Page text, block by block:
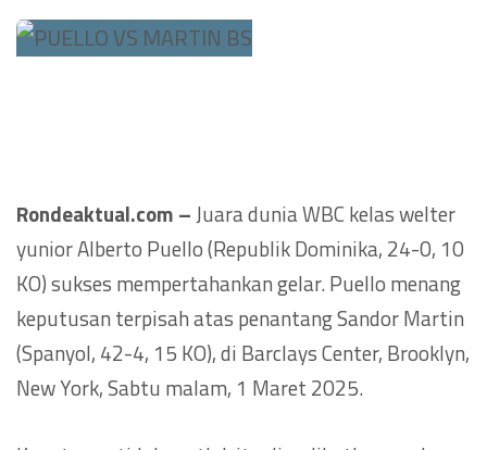
Rondeaktual.com –Juara dunia WBC kelas welter
yunior Alberto Puello (Republik Dominika, 24-0, 10
KO) sukses mempertahankan gelar. Puello menang
keputusan terpisah atas penantang Sandor Martin
(Spanyol, 42-4, 15 KO), di Barclays Center, Brooklyn,
New York, Sabtu malam, 1 Maret 2025.